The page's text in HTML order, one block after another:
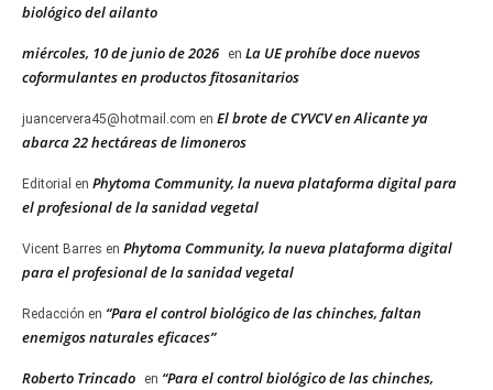
biológico del ailanto
miércoles, 10 de junio de 2026 en La UE prohíbe doce nuevos
coformulantes en productos fitosanitarios
juancervera45@hotmail.com en El brote de CYVCV en Alicante ya
abarca 22 hectáreas de limoneros
Editorial en Phytoma Community, la nueva plataforma digital para
el profesional de la sanidad vegetal
Vicent Barres en Phytoma Community, la nueva plataforma digital
para el profesional de la sanidad vegetal
Redacción en “Para el control biológico de las chinches, faltan
enemigos naturales eficaces”
Roberto Trincado en “Para el control biológico de las chinches,